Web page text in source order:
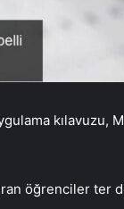
kılavuzu,
öğrenciler ter